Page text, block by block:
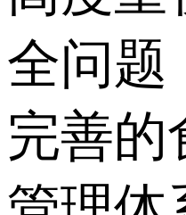
全问题
完善的